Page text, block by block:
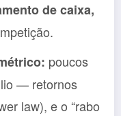
de caixa,
poucos
— retornos
law), e o “rabo